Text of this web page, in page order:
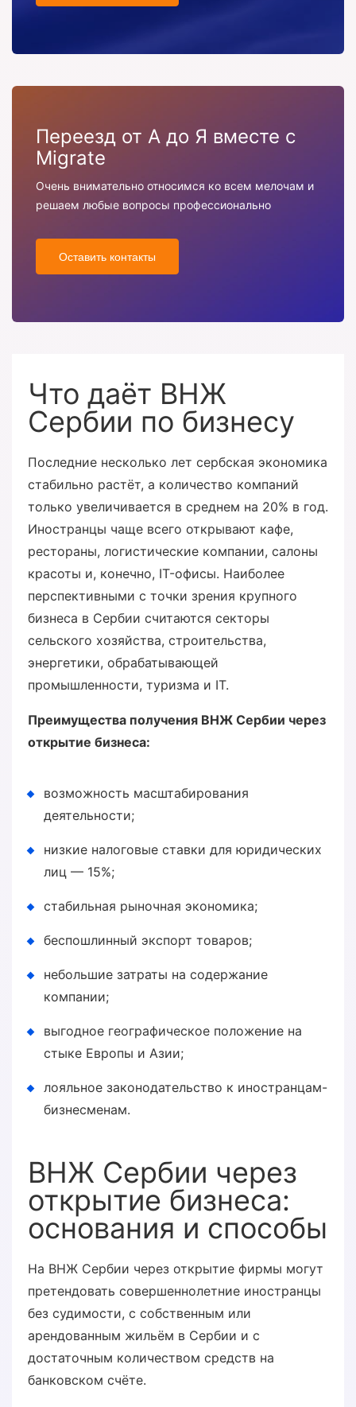
Переезд от А до Я вместе с
Migrate
Очень внимательно относимся ко всем мелочам и
решаем любые вопросы профессионально
Оставить контакты
Что даёт ВНЖ
Сербии по бизнесу
Последние несколько лет сербская экономика
стабильно растёт, а количество компаний
только увеличивается в среднем на 20% в год.
Иностранцы чаще всего открывают кафе,
рестораны, логистические компании, салоны
красоты и, конечно, IT-офисы. Наиболее
перспективными с точки зрения крупного
бизнеса в Сербии считаются секторы
сельского хозяйства, строительства,
энергетики, обрабатывающей
промышленности, туризма и IT.
Преимущества получения ВНЖ Сербии через
открытие бизнеса:
возможность масштабирования
деятельности;
низкие налоговые ставки для юридических
лиц — 15%;
стабильная рыночная экономика;
беспошлинный экспорт товаров;
небольшие затраты на содержание
компании;
выгодное географическое положение на
стыке Европы и Азии;
лояльное законодательство к иностранцам-
бизнесменам.
ВНЖ Сербии через
открытие бизнеса:
основания и способы
На ВНЖ Сербии через открытие фирмы могут
претендовать совершеннолетние иностранцы
без судимости, с собственным или
арендованным жильём в Сербии и с
достаточным количеством средств на
банковском счёте.